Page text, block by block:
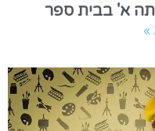
א' בבית ספר
»